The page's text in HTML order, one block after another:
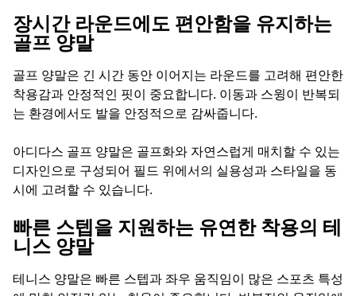
장시간 라운드에도 편안함을 유지하는
골프 양말
골프 양말은 긴 시간 동안 이어지는 라운드를 고려해 편안한
착용감과 안정적인 핏이 중요합니다. 이동과 스윙이 반복되
는 환경에서도 발을 안정적으로 감싸줍니다.
아디다스 골프 양말은 골프화와 자연스럽게 매치할 수 있는
디자인으로 구성되어 필드 위에서의 실용성과 스타일을 동
시에 고려할 수 있습니다.
빠른 스텝을 지원하는 유연한 착용의 테
니스 양말
테니스 양말은 빠른 스텝과 좌우 움직임이 많은 스포츠 특성